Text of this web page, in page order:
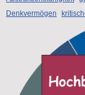
Denkvermögen